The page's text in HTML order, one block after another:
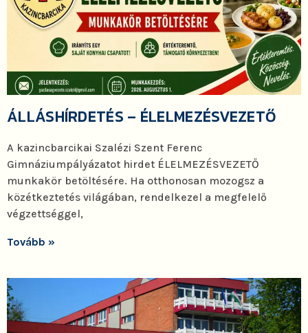
ÁLLÁSHÍRDETÉS – ÉLELMEZÉSVEZETŐ
A kazincbarcikai Szalézi Szent Ferenc
Gimnáziumpályázatot hirdet ÉLELMEZÉSVEZETŐ
munkakör betöltésére. Ha otthonosan mozogsz a
közétkeztetés világában, rendelkezel a megfelelő
végzettséggel,
Tovább »